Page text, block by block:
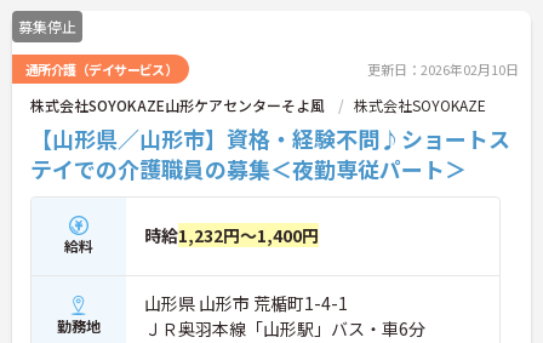
募集停止
通所介護（デイサービス） 更新日：2026年02月10日
株式会社SOYOKAZE山形ケアセンターそよ風 株式会社SOYOKAZE
【山形県／山形市】資格・経験不問♪ショートス
テイでの介護職員の募集＜夜勤専従パート＞
給料 時給1,232円～1,400円
勤務地
山形県 山形市 荒楯町1-4-1
ＪＲ奥羽本線「山形駅」バス・車6分